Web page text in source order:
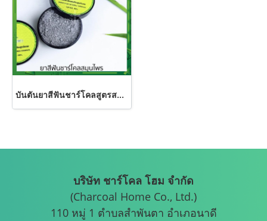
บันตันยาสีฟันชาร์โคลสูตรสมุนไพรโบราณ ชวย ป้องกันน้ำลายบูด
บริษัท ชาร์โคล โฮม จำกัด
(Charcoal Home Co., Ltd.)
110 หมู่ 1 ตำบลสำพันตา อำเภอนาดี